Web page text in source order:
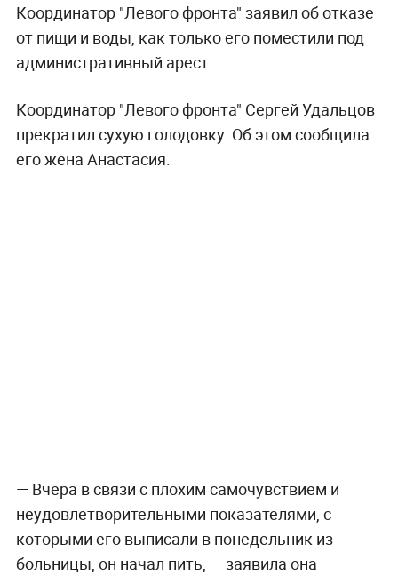
Координатор "Левого фронта" заявил об отказе
от пищи и воды, как только его поместили под
административный арест.
Координатор "Левого фронта" Сергей Удальцов
прекратил сухую голодовку. Об этом сообщила
его жена Анастасия.
— Вчера в связи с плохим самочувствием и
неудовлетворительными показателями, с
которыми его выписали в понедельник из
больницы, он начал пить, — заявила она